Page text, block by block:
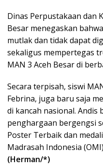
Dinas Perpustakaan dan
Besar menegaskan
mutlak dan tidak dapat
sekaligus mempertegas
MAN 3 Aceh Besar di
Secara terpisah, siswi
Febrina, juga baru saja
di kancah nasional. Andis
penghargaan bergengsi
Poster Terbaik dan
Madrasah Indonesia
(Herman/*)